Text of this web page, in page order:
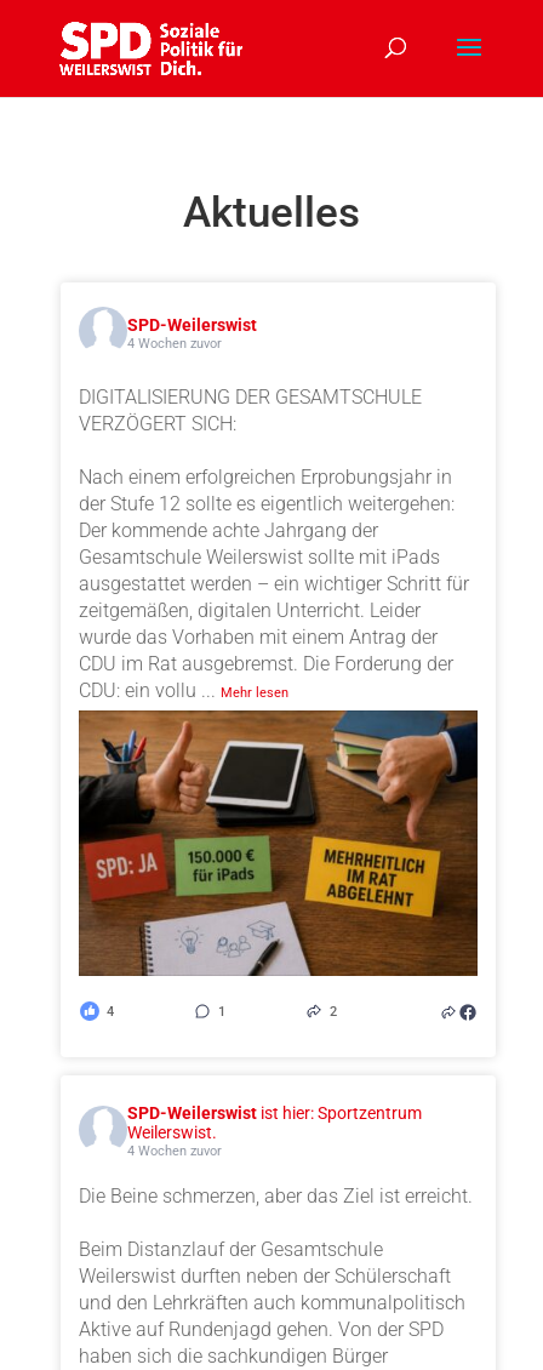
Aktuelles
SPD-Weilerswist
4 Wochen zuvor
DIGITALISIERUNG DER GESAMTSCHULE
VERZÖGERT SICH:
Nach einem erfolgreichen Erprobungsjahr in
der Stufe 12 sollte es eigentlich weitergehen:
Der kommende achte Jahrgang der
Gesamtschule Weilerswist sollte mit iPads
ausgestattet werden – ein wichtiger Schritt für
zeitgemäßen, digitalen Unterricht. Leider
wurde das Vorhaben mit einem Antrag der
CDU im Rat ausgebremst. Die Forderung der
CDU: ein vollu ...Mehr lesen
4 1 2
SPD-Weilerswist ist hier: Sportzentrum
Weilerswist.
4 Wochen zuvor
Die Beine schmerzen, aber das Ziel ist erreicht.
Beim Distanzlauf der Gesamtschule
Weilerswist durften neben der Schülerschaft
und den Lehrkräften auch kommunalpolitisch
Aktive auf Rundenjagd gehen. Von der SPD
haben sich die sachkundigen Bürger